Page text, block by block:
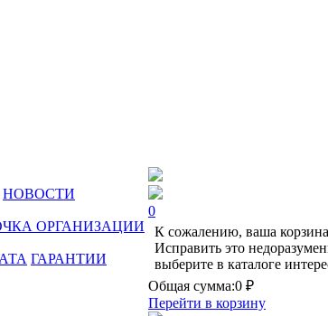
НОВОСТИ
ОРГАНИЗАЦИИ
ГАРАНТИИ
0
К сожалению, ваша
Исправить это
выберите в каталоге
Общая сумма:0 ₽
Перейти в корзину